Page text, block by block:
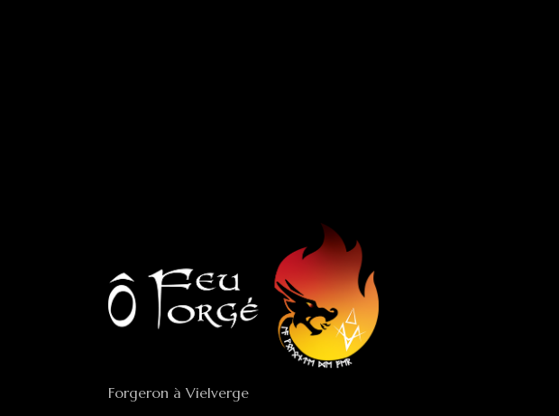
Forgeron à Vielverge